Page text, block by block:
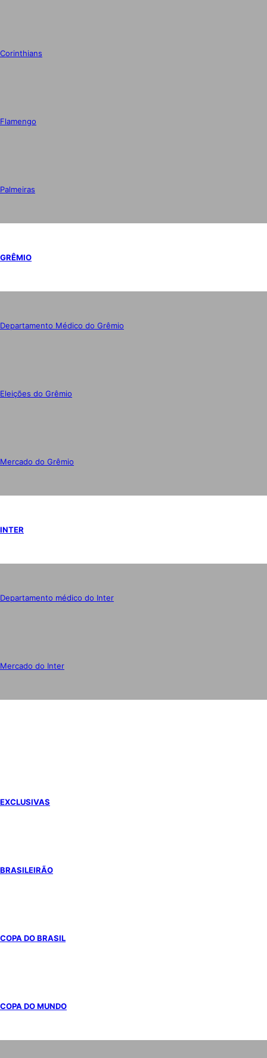
Corinthians
Flamengo
Palmeiras
GRÊMIO
Departamento Médico do Grêmio
Eleições do Grêmio
Mercado do Grêmio
INTER
Departamento médico do Inter
Mercado do Inter
EXCLUSIVAS
BRASILEIRÃO
COPA DO BRASIL
COPA DO MUNDO